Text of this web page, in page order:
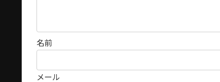
名前
メール